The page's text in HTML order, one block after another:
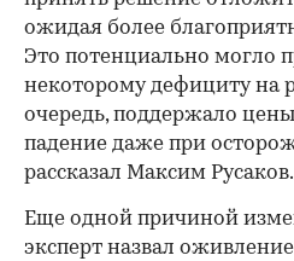
ожидая более
Это потенциально могло
некоторому дефициту на
очередь, поддержало
падение даже при
рассказал Максим Русаков.
Еще одной причиной
эксперт назвал